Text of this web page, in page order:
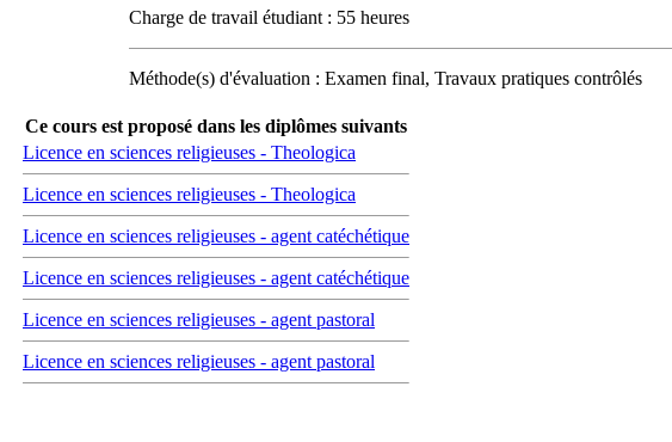
Charge de travail étudiant : 55 heures
Méthode(s) d'évaluation : Examen final, Travaux pratiques contrôlés
Ce cours est proposé dans les diplômes suivants
Licence en sciences religieuses - Theologica
Licence en sciences religieuses - Theologica
Licence en sciences religieuses - agent catéchétique
Licence en sciences religieuses - agent catéchétique
Licence en sciences religieuses - agent pastoral
Licence en sciences religieuses - agent pastoral